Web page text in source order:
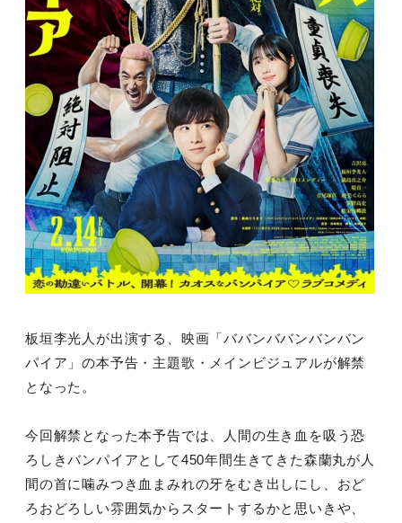
板垣李光人が出演する、映画「ババンババンバンバン
パイア」の本予告・主題歌・メインビジュアルが解禁
となった。
今回解禁となった本予告では、人間の生き血を吸う恐
ろしきバンパイアとして450年間生きてきた森蘭丸が人
間の首に噛みつき血まみれの牙をむき出しにし、おど
ろおどろしい雰囲気からスタートするかと思いきや、